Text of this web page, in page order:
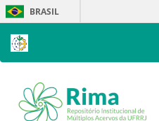
Skip
navigation
BRASIL